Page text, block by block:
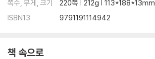
쪽수, 무게, 크기
220쪽 | 212g | 113*188*13mm
ISBN13
9791191114942
책 속으로